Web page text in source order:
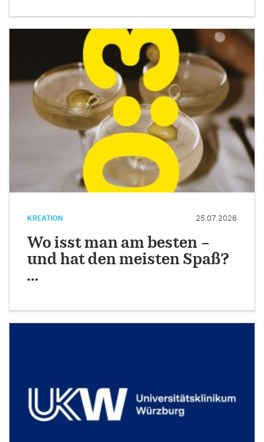
KREATION 25.07.2026
Wo isst man am besten –
und hat den meisten Spaß?
…